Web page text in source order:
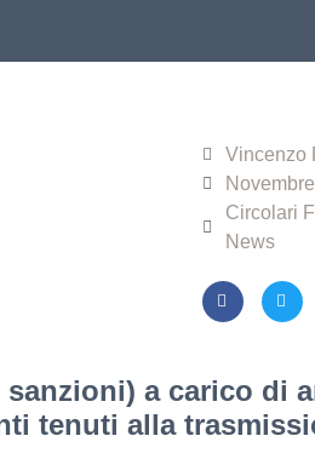
Vincenzo
Circolari
News
a carico di
tenuti alla